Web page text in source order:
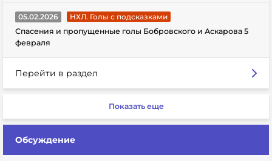
05.02.2026
НХЛ. Голы с подсказками
Спасения и пропущенные голы Бобровского и Аскарова 5
февраля
Перейти в раздел
Показать еще
Обсуждение